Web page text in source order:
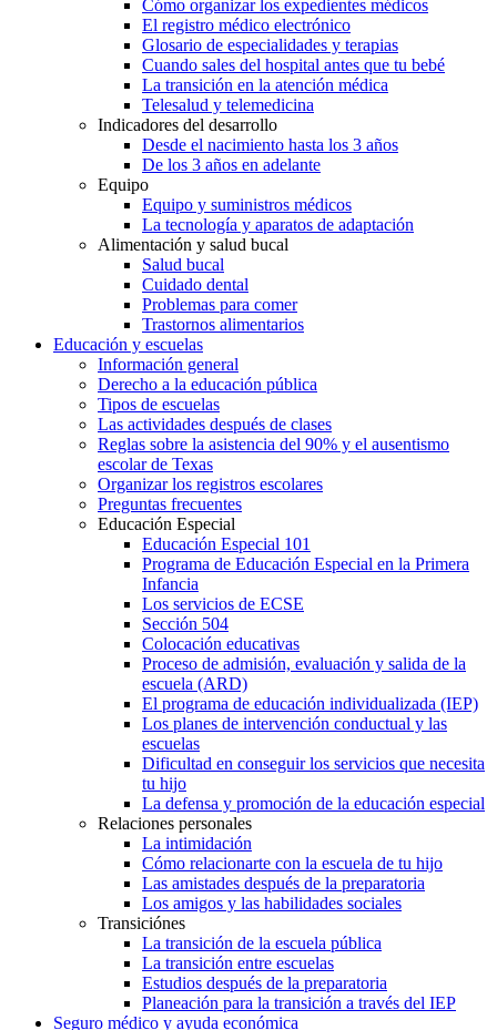
Cómo organizar los expedientes médicos
El registro médico electrónico
Glosario de especialidades y terapias
Cuando sales del hospital antes que tu bebé
La transición en la atención médica
Telesalud y telemedicina
Indicadores del desarrollo
Desde el nacimiento hasta los 3 años
De los 3 años en adelante
Equipo
Equipo y suministros médicos
La tecnología y aparatos de adaptación
Alimentación y salud bucal
Salud bucal
Cuidado dental
Problemas para comer
Trastornos alimentarios
Educación y escuelas
Información general
Derecho a la educación pública
Tipos de escuelas
Las actividades después de clases
Reglas sobre la asistencia del 90% y el ausentismo
escolar de Texas
Organizar los registros escolares
Preguntas frecuentes
Educación Especial
Educación Especial 101
Programa de Educación Especial en la Primera
Infancia
Los servicios de ECSE
Sección 504
Colocación educativas
Proceso de admisión, evaluación y salida de la
escuela (ARD)
El programa de educación individualizada (IEP)
Los planes de intervención conductual y las
escuelas
Dificultad en conseguir los servicios que necesita
tu hijo
La defensa y promoción de la educación especial
Relaciones personales
La intimidación
Cómo relacionarte con la escuela de tu hijo
Las amistades después de la preparatoria
Los amigos y las habilidades sociales
Transiciónes
La transición de la escuela pública
La transición entre escuelas
Estudios después de la preparatoria
Planeación para la transición a través del IEP
Seguro médico y ayuda económica